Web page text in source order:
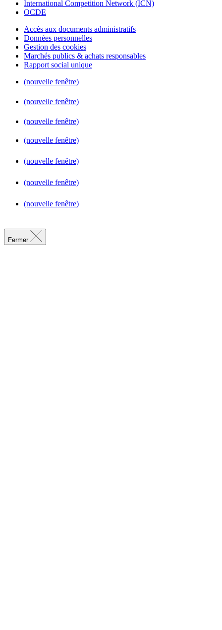
International Competition Network (ICN)
OCDE
Accès aux documents administratifs
Données personnelles
Gestion des cookies
Marchés publics & achats responsables
Rapport social unique
(nouvelle fenêtre)
(nouvelle fenêtre)
(nouvelle fenêtre)
(nouvelle fenêtre)
(nouvelle fenêtre)
(nouvelle fenêtre)
(nouvelle fenêtre)
Fermer